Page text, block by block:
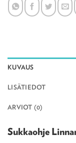
KUVAUS
LISÄTIEDOT
ARVIOT (0)
Sukkaohje